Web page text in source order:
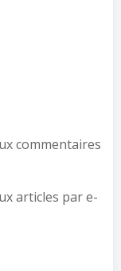
commentaires
articles par e-